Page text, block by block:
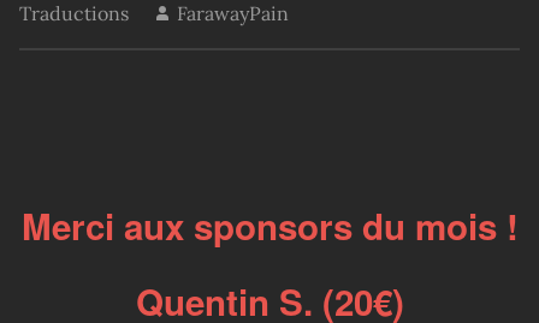
Traductions
FarawayPain
Merci aux sponsors du mois !
Quentin S. (20€)